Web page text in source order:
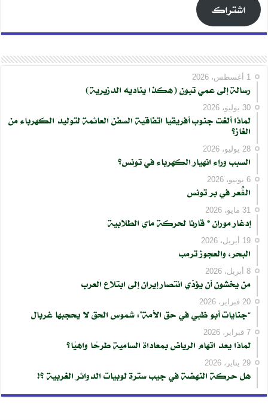
اشتراك
1 أغسطس، 2026
رسالة إلى عمي تبون (هكذا يناديه الدزيرية)
30 يوليو، 2026
لماذا ألغت جنوب أفريقيا اتفاقية السفن العائمة لتوليد الكهرباء من
الغاز؟
28 يوليو، 2026
السبب وراء انهيار الكهرباء في تونس؟
6 يونيو، 2026
الڨُعر في بر تونس
31 مايو، 2026
إدغار موران * قارئا لحركة ماي الطلابية
19 أبريل، 2026
البحر، والعجوز ترمب
8 أبريل، 2026
من يخشون أن يؤدّي انتصار إيران إلى ابتلاع العرب
20 فبراير، 2026
“جنايات أبو ظبي في حق الأمة”: شموس الحق لا يحجبها غربال
7 فبراير، 2026
لماذا يعد اتهام الرياض بمعاداة السامية طرحًا واهيًا؟
29 يناير، 2026
هل حركة النهضة في جيب سترة لوبيات الدوائر الغربية ؟!